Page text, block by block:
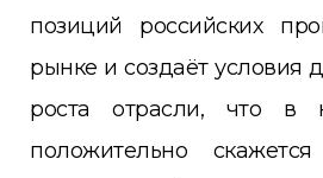
позиций российских
рынке и создаёт условия
роста отрасли, что в
положительно